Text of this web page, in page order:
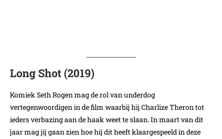
Long Shot (2019)
Komiek Seth Rogen mag de rol van underdog
vertegenwoordigen in de film waarbij hij Charlize Theron tot
ieders verbazing aan de haak weet te slaan. In maart van dit
jaar mag jij gaan zien hoe hij dit heeft klaargespeeld in deze